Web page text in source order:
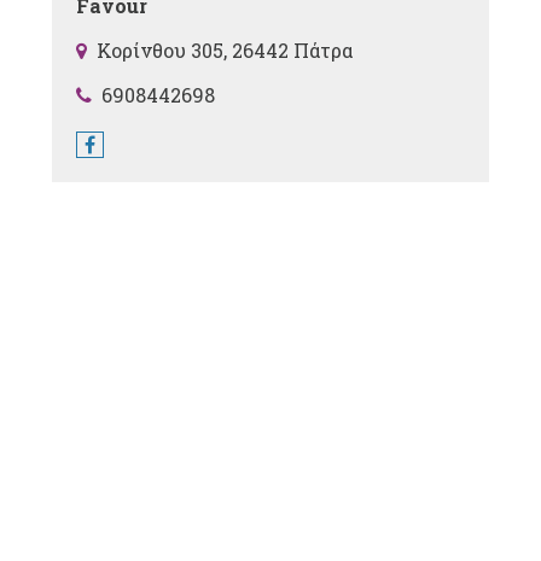
Favour
Κορίνθου 305, 26442 Πάτρα
6908442698